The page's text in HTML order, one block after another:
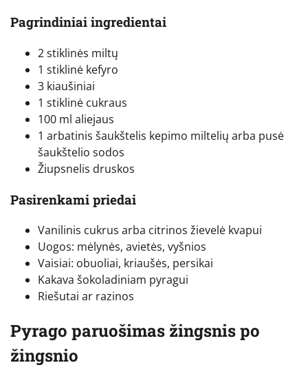
Pagrindiniai ingredientai
2 stiklinės miltų
1 stiklinė kefyro
3 kiaušiniai
1 stiklinė cukraus
100 ml aliejaus
1 arbatinis šaukštelis kepimo miltelių arba pusė
šaukštelio sodos
Žiupsnelis druskos
Pasirenkami priedai
Vanilinis cukrus arba citrinos žievelė kvapui
Uogos: mėlynės, avietės, vyšnios
Vaisiai: obuoliai, kriaušės, persikai
Kakava šokoladiniam pyragui
Riešutai ar razinos
Pyrago paruošimas žingsnis po
žingsnio